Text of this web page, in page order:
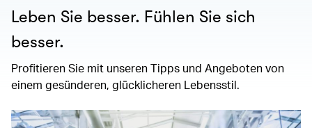
Leben Sie besser. Fühlen Sie sich
besser.
Profitieren Sie mit unseren Tipps und Angeboten von
einem gesünderen, glücklicheren Lebensstil.